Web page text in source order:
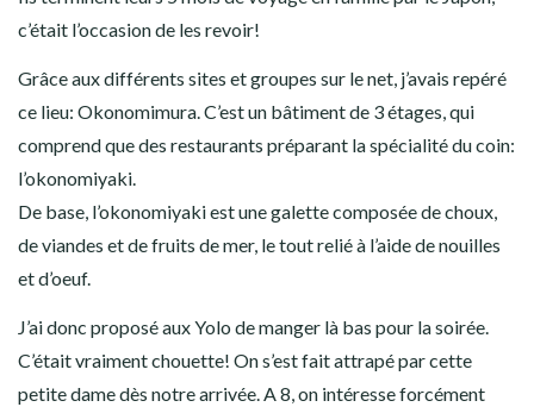
c’était l’occasion de les revoir!
Grâce aux différents sites et groupes sur le net, j’avais repéré
ce lieu: Okonomimura. C’est un bâtiment de 3 étages, qui
comprend que des restaurants préparant la spécialité du coin:
l’okonomiyaki.
De base, l’okonomiyaki est une galette composée de choux,
de viandes et de fruits de mer, le tout relié à l’aide de nouilles
et d’oeuf.
J’ai donc proposé aux Yolo de manger là bas pour la soirée.
C’était vraiment chouette! On s’est fait attrapé par cette
petite dame dès notre arrivée. A 8, on intéresse forcément